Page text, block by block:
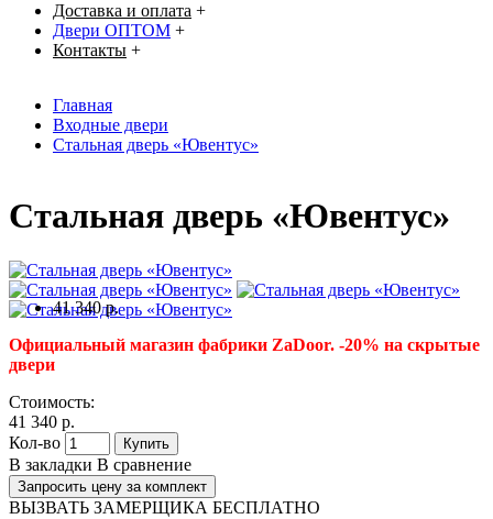
Доставка и оплата +
Двери ОПТОМ +
Контакты +
Главная
Входные двери
Стальная дверь «Ювентус»
Стальная дверь «Ювентус»
41 340 р.
Официальный магазин фабрики ZaDoor. -20% на скрытые
двери
Стоимость:
41 340 р.
Кол-во
Купить
В закладки В сравнение
Запросить цену за комплект
ВЫЗВАТЬ ЗАМЕРЩИКА БЕСПЛАТНО